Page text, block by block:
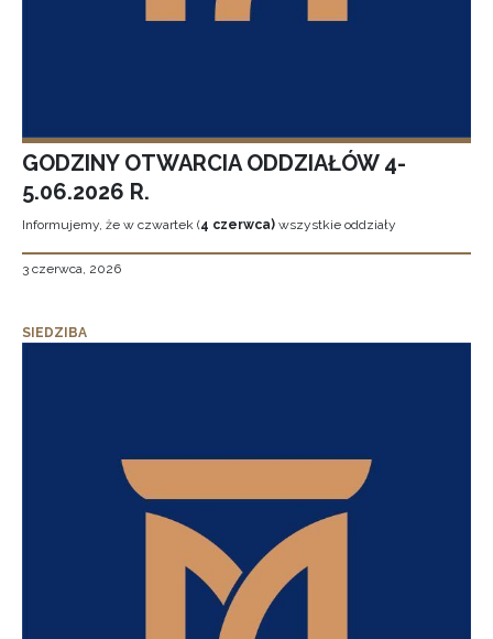
GODZINY OTWARCIA ODDZIAŁÓW 4-
5.06.2026 R.
Informujemy, że w czwartek (4 czerwca) wszystkie oddziały
3 czerwca, 2026
SIEDZIBA